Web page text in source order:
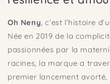
Oh Neny, c’est l’histoire
Née en 2019 de la
passionnées par la
racines, la marque a
premier lancement avorté,